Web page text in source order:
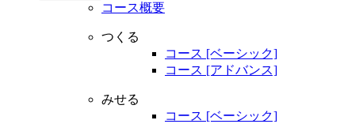
コース概要
つくる
コース [ベーシック]
コース [アドバンス]
みせる
コース [ベーシック]